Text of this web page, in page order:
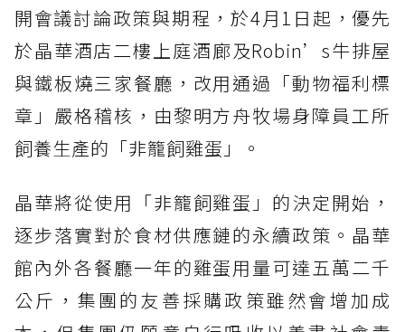
開會議討論政策與期程，於4月1日起，優先
於晶華酒店二樓上庭酒廊及Robin’s牛排屋
與鐵板燒三家餐廳，改用通過「動物福利標
章」嚴格稽核，由黎明方舟牧場身障員工所
飼養生產的「非籠飼雞蛋」。
晶華將從使用「非籠飼雞蛋」的決定開始，
逐步落實對於食材供應鏈的永續政策。晶華
館內外各餐廳一年的雞蛋用量可達五萬二千
公斤，集團的友善採購政策雖然會增加成